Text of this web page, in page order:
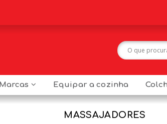
Marcas Equipar a cozinha
MASSAJADORES